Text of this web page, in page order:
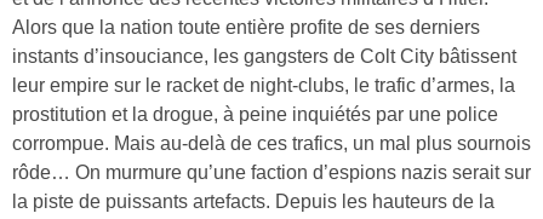
Alors que la nation toute entière profite de ses derniers
instants d’insouciance, les gangsters de Colt City bâtissent
leur empire sur le racket de night-clubs, le trafic d’armes, la
prostitution et la drogue, à peine inquiétés par une police
corrompue. Mais au-delà de ces trafics, un mal plus sournois
rôde… On murmure qu’une faction d’espions nazis serait sur
la piste de puissants artefacts. Depuis les hauteurs de la